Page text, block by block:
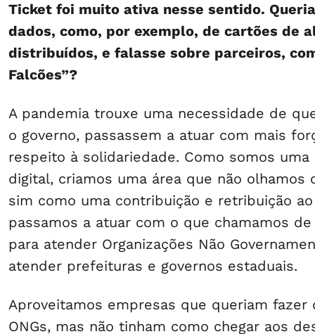
Ticket foi muito ativa nesse sentido.
dados, como, por exemplo, de cartões de
distribuídos, e falasse sobre parceiros,
Falcões”?
A pandemia trouxe uma necessidade de
o governo, passassem a atuar com mais
respeito à solidariedade. Como somos
digital, criamos uma área que não olhamos
sim como uma contribuição e retribuição
passamos a atuar com o que chamamos
para atender Organizações Não
atender prefeituras e governos estaduais.
Aproveitamos empresas que queriam fazer
ONGs, mas não tinham como chegar aos